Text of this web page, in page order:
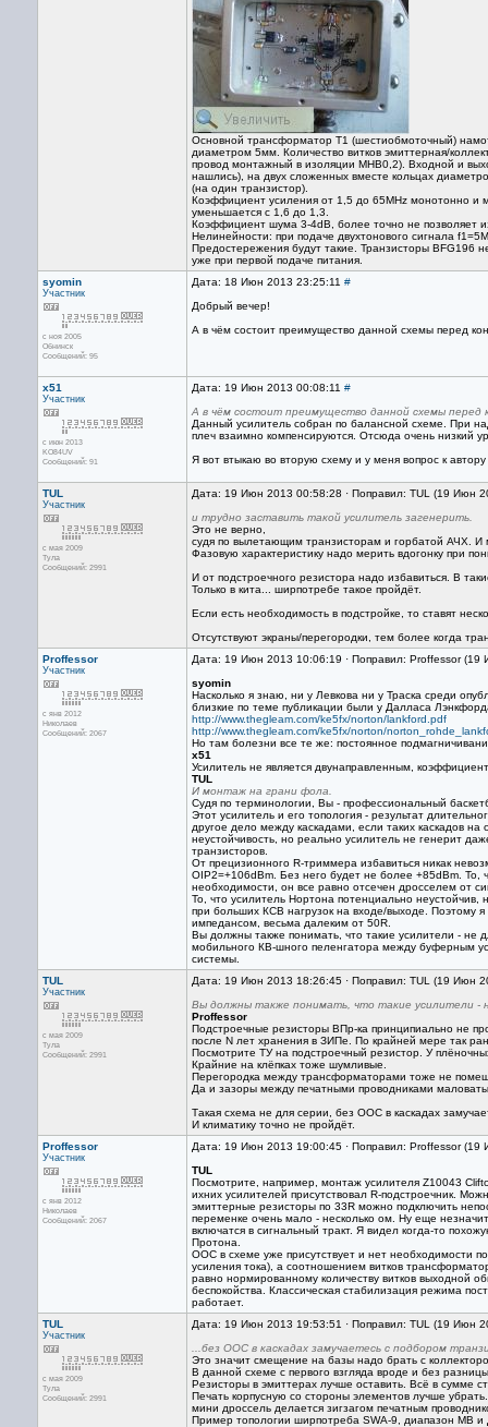
Основной трансформатор Т1 (шестиобмоточный)
диаметром 5мм. Количество витков эмиттерная/
провод монтажный в изоляции МНВ0,2). Входной и
нашлись), на двух сложенных вместе кольцах
(на один транзистор).
Коэффициент усиления от 1,5 до 65MHz монотонно и
уменьшается с 1,6 до 1,3.
Коэффициент шума 3-4dB, более точно не позволяет
Нелинейности: при подаче двухтонового сигнала
Предостережения будут такие. Транзисторы BFG196
уже при первой подаче питания.
syomin
Участник
с ноя 2005
Обнинск
Сообщений: 95
Дата: 18 Июн 2013 23:25:11 #
Добрый вечер!
А в чём состоит преимущество данной схемы перед
x51
Участник
с июн 2013
KO84UV
Сообщений: 91
Дата: 19 Июн 2013 00:08:11 #
А в чём состоит преимущество данной схемы перед
Данный усилитель собран по балансной схеме. При
плеч взаимно компенсируются. Отсюда очень низкий
Я вот втыкаю во вторую схему и у меня вопрос к
TUL
Участник
с мая 2009
Тула
Сообщений: 2991
Дата: 19 Июн 2013 00:58:28 · Поправил: TUL (19 Июн
и трудно заставить такой усилитель загенерить.
Это не верно,
судя по вылетающим транзисторам и горбатой АЧХ.
Фазовую характеристику надо мерить вдогонку при
И от подстроечного резистора надо избавиться. В
Только в кита... ширпотребе такое пройдёт.
Если есть необходимость в подстройке, то ставят
Отсутствуют экраны/перегородки, тем более когда
Proffessor
Участник
с янв 2012
Николаев
Сообщений: 2067
Дата: 19 Июн 2013 10:06:19 · Поправил: Proffessor
syomin
Насколько я знаю, ни у Левкова ни у Траска среди
близкие по теме публикации были у Далласа
http://www.thegleam.com/ke5fx/norton/lankford.pdf
http://www.thegleam.com/ke5fx/norton/
Но там болезни все те же: постоянное
x51
Усилитель не является двунаправленным,
TUL
И монтаж на грани фола.
Судя по терминологии, Вы - профессиональный
Этот усилитель и его топология - результат
другое дело между каскадами, если таких каскадов
неустойчивость, но реально усилитель не генерит
транзисторов.
От прецизионного R-триммера избавиться никак
OIP2=+106dBm. Без него будет не более +85dBm. То,
необходимости, он все равно отсечен дросселем от
То, что усилитель Нортона потенциально неустойчив,
при больших КСВ нагрузок на входе/выходе. Поэтому
импедансом, весьма далеким от 50R.
Вы должны также понимать, что такие усилители - не
мобильного КВ-шного пеленгатора между буферным
системы.
TUL
Участник
с мая 2009
Тула
Сообщений: 2991
Дата: 19 Июн 2013 18:26:45 · Поправил: TUL (19 Июн
Вы должны также понимать, что такие усилители -
Proffessor
Подстроечные резисторы ВПр-ка принципиально не
после N лет хранения в ЗИПе. По крайней мере так
Посмотрите ТУ на подстроечный резистор. У
Крайние на клёпках тоже шумливые.
Перегородка между трансформаторами тоже не
Да и зазоры между печатными проводниками
Такая схема не для серии, без ООС в каскадах
И климатику точно не пройдёт.
Proffessor
Участник
с янв 2012
Николаев
Сообщений: 2067
Дата: 19 Июн 2013 19:00:45 · Поправил: Proffessor
TUL
Посмотрите, например, монтаж усилителя Z10043
ихних усилителей присутствовал R-подстроечник.
эмиттерные резисторы по 33R можно подключить
переменке очень мало - несколько ом. Ну еще
включатся в сигнальный тракт. Я видел когда-то
Протона.
ООС в схеме уже присутствует и нет необходимости
усиления тока), а соотношением витков
равно нормированному количеству витков выходной
беспокойства. Классическая стабилизация режима
работает.
TUL
Участник
с мая 2009
Тула
Сообщений: 2991
Дата: 19 Июн 2013 19:53:51 · Поправил: TUL (19 Июн
...без ООС в каскадах замучаетесь с подбором
Это значит смещение на базы надо брать с
В данной схеме с первого взгляда вроде и без
Резисторы в эмиттерах лучше оставить. Всё в сумме
Печать корпусную со стороны элементов лучше
мини дроссель делается зигзагом печатным
Пример топологии ширпотреба SWA-9, диапазон МВ